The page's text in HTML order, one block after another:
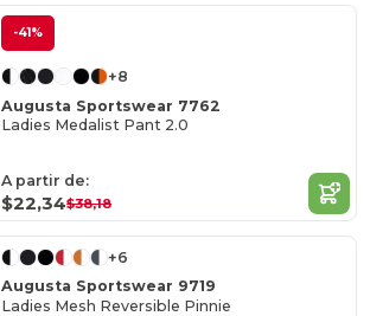
-41%
+8
Augusta Sportswear 7762
Ladies Medalist Pant 2.0
A partir de:
$22,34$38,18
+6
Augusta Sportswear 9719
Ladies Mesh Reversible Pinnie